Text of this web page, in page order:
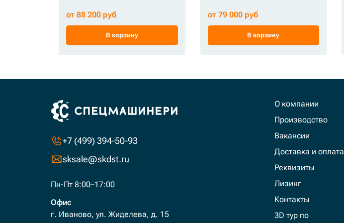
от 88 200 руб
В корзину
от 79 000 руб
В корзину
+7 (499) 394-50-93
sksale@skdst.ru
Пн-Пт 8:00–17:00
Офис
г. Иваново, ул. Жиделева, д. 15
О компании
Производство
Вакансии
Доставка и оплата
Реквизиты
Лизинг
Контакты
3D тур по